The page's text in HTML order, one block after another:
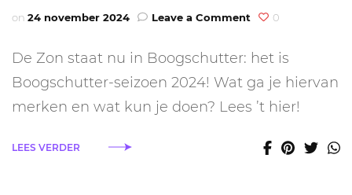
on 24 november 2024 Leave a Comment on
2024:
dit
je
0
De Zon staat nu in Boogschutter: het is
Boogschutter-seizoen 2024! Wat ga je hiervan
merken en wat kun je doen? Lees ’t hier!
LEES VERDER